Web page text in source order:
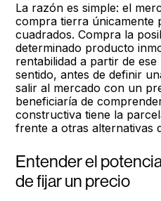
La razón es simple: el
compra tierra únicamente
cuadrados. Compra la
determinado producto
rentabilidad a partir de
sentido, antes de definir
salir al mercado con un
beneficiaría de
constructiva tiene la
frente a otras alternativas
Entender el
de fijar un precio